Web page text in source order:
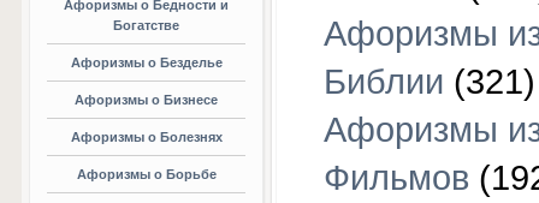
Афоризмы о Бедности и
Богатстве
Афоризмы о Безделье
Афоризмы о Бизнесе
Афоризмы о Болезнях
Афоризмы о Борьбе
Афоризмы
Библии (321)
Афоризмы
Фильмов